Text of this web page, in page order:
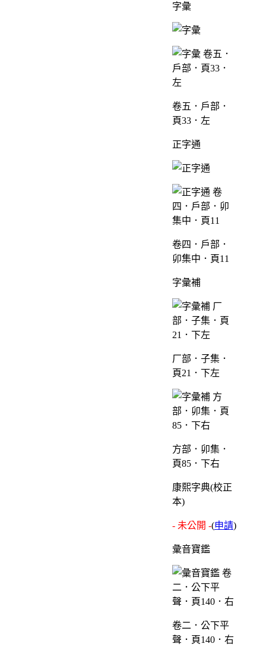
字彙
卷五．戶部．
頁33．左
正字通
卷四．戶部．
卯集中．頁11
字彙補
厂部．子集．
頁21．下左
方部．卯集．
頁85．下右
康熙字典(校正
本)
- 未公開 -(申請)
彙音寶鑑
卷二．公下平
聲．頁140．右